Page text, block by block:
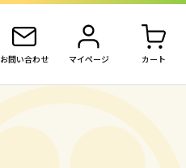
お問い合わせ マイページ カート